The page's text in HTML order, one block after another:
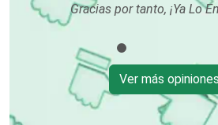
Copiadoras
Cortinas, Persianas y
Gracias por tanto, ¡Ya Lo
Ver más